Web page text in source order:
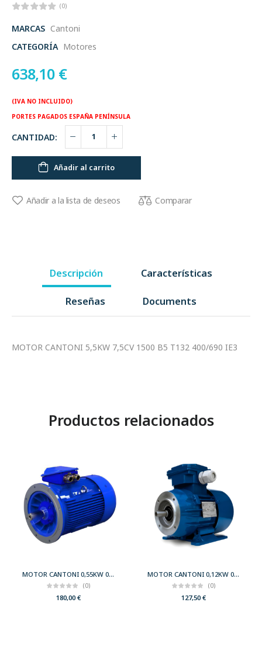
(0)
MARCAS Cantoni
CATEGORÍA Motores
638,10 €
(IVA NO INCLUIDO)
PORTES PAGADOS ESPAÑA PENÍNSULA
CANTIDAD:
Añadir al carrito
Añadir a la lista de deseos Comparar
Descripción Características
Reseñas Documents
MOTOR CANTONI 5,5KW 7,5CV 1500 B5 T132 400/690 IE3
Productos relacionados
MOTOR CANTONI 0,55KW 0,75CV 3000 B5 T71 230/400 IE2
(0)
180,00€
MOTOR CANTONI 0,12KW 0,17CV 3000 B34 T56 230/400 IE2
(0)
127,50€